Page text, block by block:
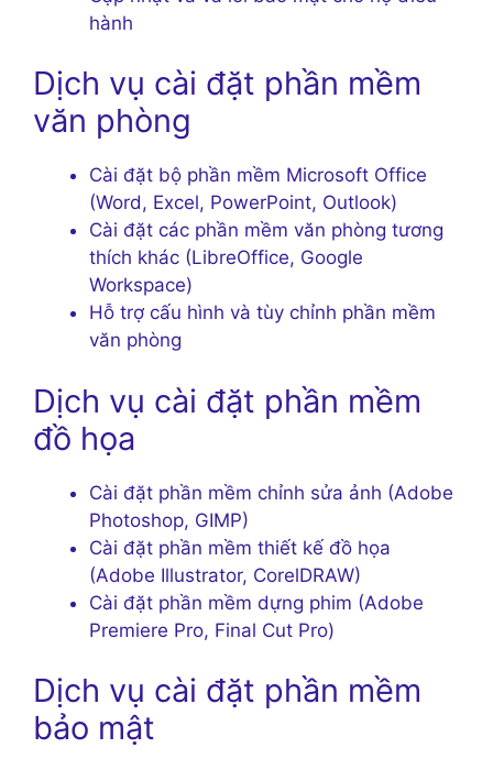
hành
Dịch vụ cài đặt phần mềm
văn phòng
Cài đặt bộ phần mềm Microsoft Office
(Word, Excel, PowerPoint, Outlook)
Cài đặt các phần mềm văn phòng tương
thích khác (LibreOffice, Google
Workspace)
Hỗ trợ cấu hình và tùy chỉnh phần mềm
văn phòng
Dịch vụ cài đặt phần mềm
đồ họa
Cài đặt phần mềm chỉnh sửa ảnh (Adobe
Photoshop, GIMP)
Cài đặt phần mềm thiết kế đồ họa
(Adobe Illustrator, CorelDRAW)
Cài đặt phần mềm dựng phim (Adobe
Premiere Pro, Final Cut Pro)
Dịch vụ cài đặt phần mềm
bảo mật